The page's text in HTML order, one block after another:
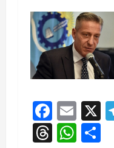
X
Threads